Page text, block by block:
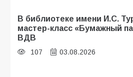
В библиотеке имени И.С.
мастер-класс «Бумажный
ВДВ
107 03.08.2026